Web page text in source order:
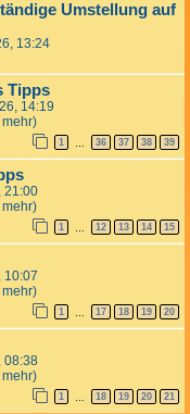
Umstellung auf
13:24
Tipps
14:19
1 … 36 37 38 39
21:00
1 … 12 13 14 15
10:07
1 … 17 18 19 20
08:38
1 … 18 19 20 21